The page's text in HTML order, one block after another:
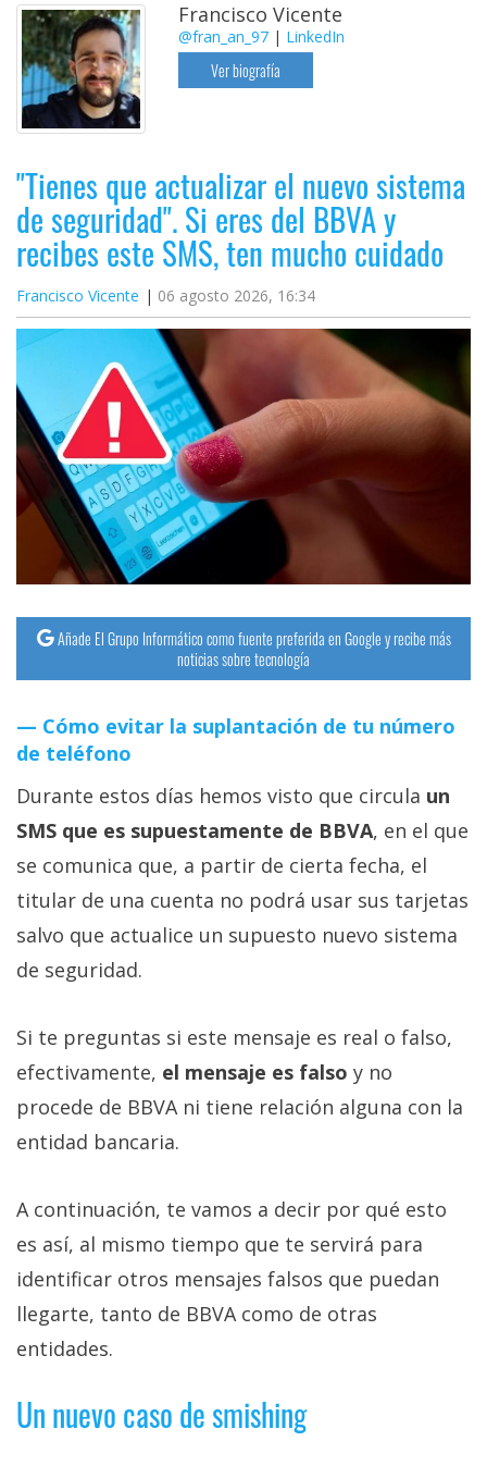
Francisco Vicente
@fran_an_97 | LinkedIn
Ver biografía
"Tienes que actualizar el nuevo sistema
de seguridad". Si eres del BBVA y
recibes este SMS, ten mucho cuidado
Francisco Vicente 06 agosto 2026, 16:34
Añade El Grupo Informático como fuente preferida en Google y recibe más
noticias sobre tecnología
Cómo evitar la suplantación de tu número
de teléfono
Durante estos días hemos visto que circula un
SMS que es supuestamente de BBVA, en el que
se comunica que, a partir de cierta fecha, el
titular de una cuenta no podrá usar sus tarjetas
salvo que actualice un supuesto nuevo sistema
de seguridad.
Si te preguntas si este mensaje es real o falso,
efectivamente, el mensaje es falso y no
procede de BBVA ni tiene relación alguna con la
entidad bancaria.
A continuación, te vamos a decir por qué esto
es así, al mismo tiempo que te servirá para
identificar otros mensajes falsos que puedan
llegarte, tanto de BBVA como de otras
entidades.
Un nuevo caso de smishing